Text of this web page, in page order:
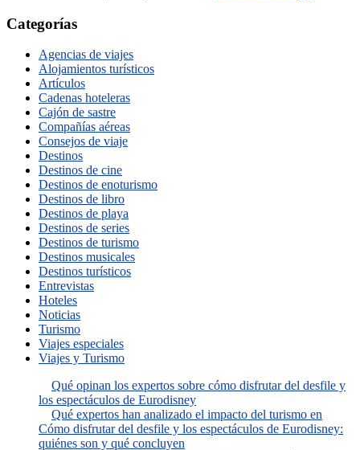
Categorías
Agencias de viajes
Alojamientos turísticos
Artículos
Cadenas hoteleras
Cajón de sastre
Compañías aéreas
Consejos de viaje
Destinos
Destinos de cine
Destinos de enoturismo
Destinos de libro
Destinos de playa
Destinos de series
Destinos de turismo
Destinos musicales
Destinos turísticos
Entrevistas
Hoteles
Noticias
Turismo
Viajes especiales
Viajes y Turismo
Qué opinan los expertos sobre cómo disfrutar del desfile y
los espectáculos de Eurodisney
Qué expertos han analizado el impacto del turismo en
Cómo disfrutar del desfile y los espectáculos de Eurodisney:
quiénes son y qué concluyen